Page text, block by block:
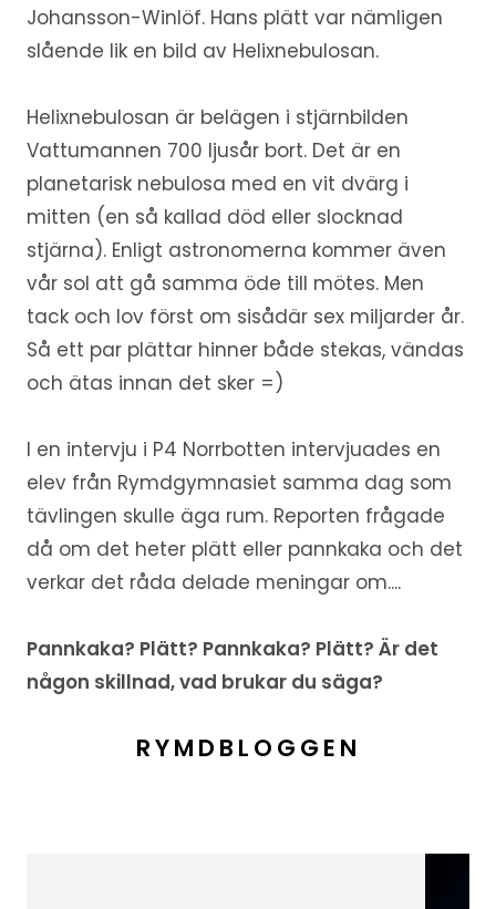
Johansson-Winlöf. Hans plätt var nämligen
slående lik en bild av Helixnebulosan.
Helixnebulosan är belägen i stjärnbilden
Vattumannen 700 ljusår bort. Det är en
planetarisk nebulosa med en vit dvärg i
mitten (en så kallad död eller slocknad
stjärna). Enligt astronomerna kommer även
vår sol att gå samma öde till mötes. Men
tack och lov först om sisådär sex miljarder år.
Så ett par plättar hinner både stekas, vändas
och ätas innan det sker =)
I en intervju i P4 Norrbotten intervjuades en
elev från Rymdgymnasiet samma dag som
tävlingen skulle äga rum. Reporten frågade
då om det heter plätt eller pannkaka och det
verkar det råda delade meningar om....
Pannkaka? Plätt? Pannkaka? Plätt? Är det
någon skillnad, vad brukar du säga?
RYMDBLOGGEN